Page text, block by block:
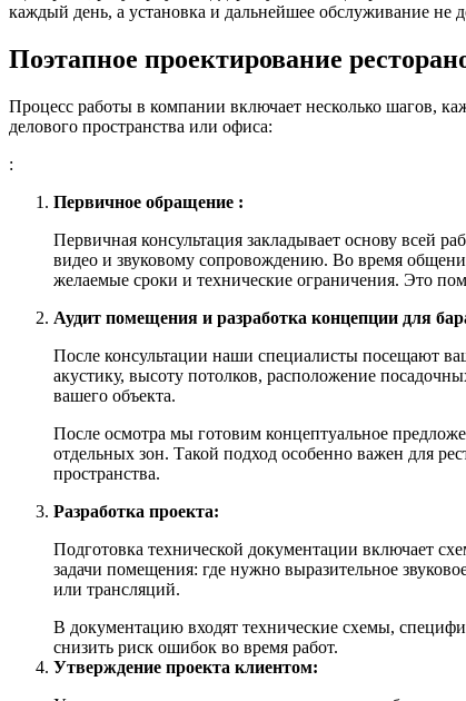
каждый день, а установка и дальнейшее обслуживание
Поэтапное проектирование
Процесс работы в компании включает несколько шагов,
делового пространства или офиса:
:
Первичное обращение :
Первичная консультация закладывает основу всей
видео и звуковому сопровождению. Во время
желаемые сроки и технические ограничения. Это
Аудит помещения и разработка концепции для
После консультации наши специалисты посещают
акустику, высоту потолков, расположение
вашего объекта.
После осмотра мы готовим концептуальное
отдельных зон. Такой подход особенно важен для
пространства.
Разработка проекта:
Подготовка технической документации включает
задачи помещения: где нужно выразительное
или трансляций.
В документацию входят технические схемы,
снизить риск ошибок во время работ.
Утверждение проекта клиентом: